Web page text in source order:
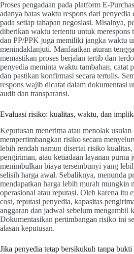
Proses pengadaan pada platform E-
adanya batas waktu respons dari penyedia
pada setiap tahapan negosiasi. Misalnya,
diberikan waktu tertentu untuk merespons
dan PP/PPK juga memiliki jangka waktu
menindaklanjuti. Manfaatkan aturan
memastikan proses berjalan tertib dan
penyedia meminta waktu tambahan, catat
dan pastikan konfirmasi secara tertulis.
respons wajib dicatat dalam dokumentasi
audit dan transparansi.
Evaluasi risiko: kualitas, waktu, dan
Keputusan menerima atau menolak usulan
mempertimbangkan risiko secara
lebih rendah namun disertai risiko kualitas,
pengiriman, atau ketiadaan layanan purna
menimbulkan biaya tersembunyi yang
selisih harga awal. Sebaliknya, menunda
mendapatkan harga lebih murah mungkin
operasional atau reputasi. Oleh karena itu
cost, reputasi penyedia, kapasitas
anggaran dan jadwal sebelum mengambil
Dokumentasikan pertimbangan risiko ini
alasan keputusan.
Jika penyedia tetap bersikukuh tanpa bukti